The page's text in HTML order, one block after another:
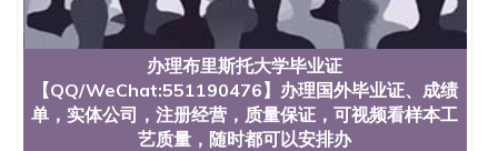
办理布里斯托大学毕业证
【QQ/WeChat:551190476】办理国外毕业证、成绩
单，实体公司，注册经营，质量保证，可视频看样本工
艺质量，随时都可以安排办